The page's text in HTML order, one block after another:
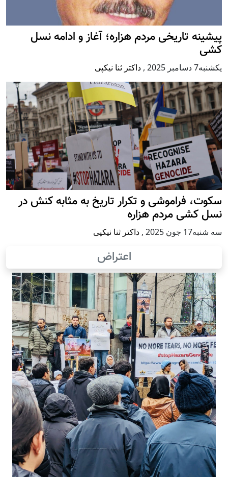
پيشينه تاريخی مردم هزاره؛ آغاز و ادامه نسل
کشی
يكشنبه7 دسامبر 2025 , داکتر ثنا نیکپی
سکوت، فراموشی و تکرار تاريخ به مثابه کنش در
نسل کشی مردم هزاره
سه شنبه17 جون 2025 , داکتر ثنا نیکپی
اعتراض